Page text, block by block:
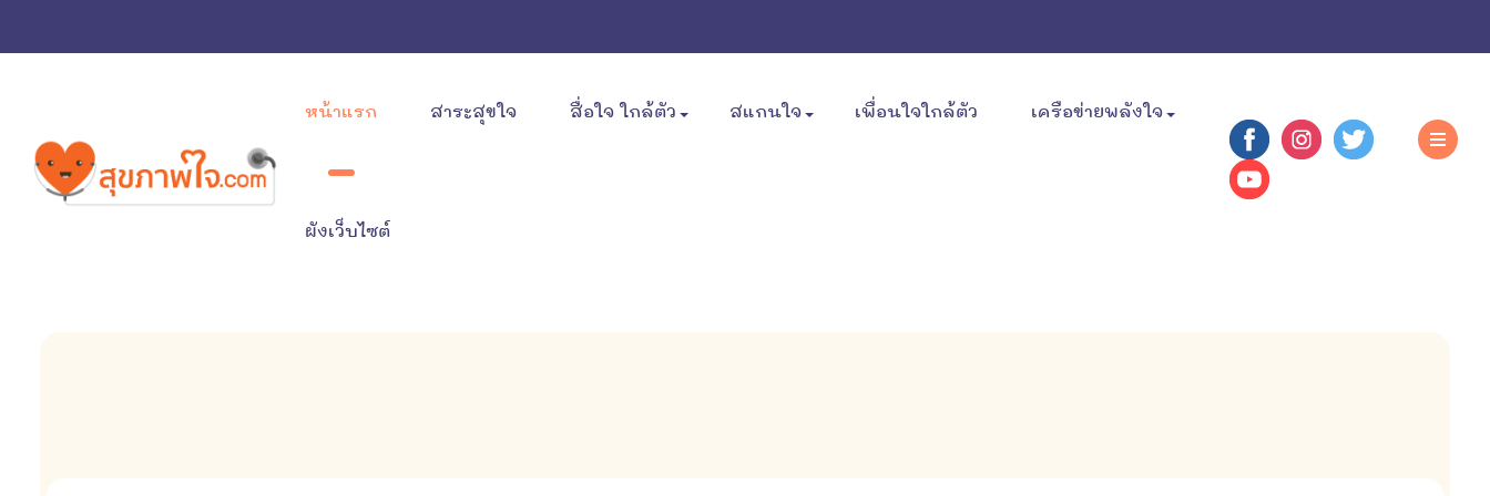
หน้าแรก สาระสุขใจ สื่อใจ ใกล้ตัว สแกนใจ เพื่อนใจใกล้ตัว เครือข่ายพลังใจ
ผังเว็บไซต์